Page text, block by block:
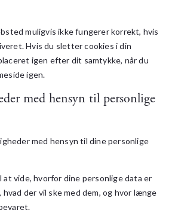
muligvis ikke fungerer korrekt, hvis
Hvis du sletter cookies i din
igen efter dit samtykke, når du
igen.
med hensyn til personlige
med hensyn til dine personlige
at vide, hvorfor dine personlige data er
der vil ske med dem, og hvor længe